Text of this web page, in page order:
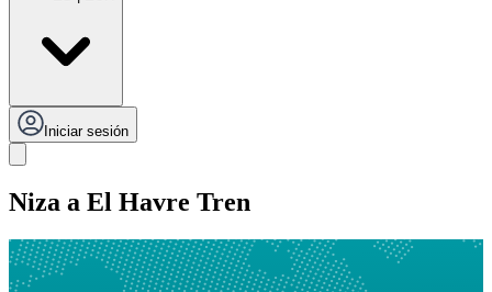
Iniciar sesión
Niza a El Havre Tren